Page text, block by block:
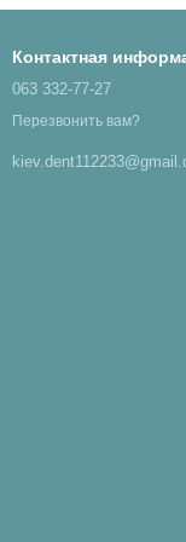
Контактная
063 332-77-27
Перезвонить вам?